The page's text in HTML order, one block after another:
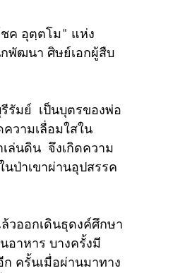
ค อุตฺตโม" แห่ง
พัฒนา ศิษย์เอกผู้สืบ
รัมย์  เป็นบุตรของพ่อ
วามเลื่อมใสใน
ล่นดิน  จึงเกิดความ
ป่าเขาผ่านอุปสรรค
วออกเดินธุดงค์ศึกษา
อาหาร บางครั้งมี
ครั้นเมื่อผ่านมาทาง